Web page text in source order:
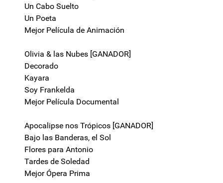
Un Cabo Suelto
Un Poeta
Mejor Película de Animación
Olivia & las Nubes [GANADOR]
Decorado
Kayara
Soy Frankelda
Mejor Película Documental
Apocalipse nos Trópicos [GANADOR]
Bajo las Banderas, el Sol
Flores para Antonio
Tardes de Soledad
Mejor Ópera Prima